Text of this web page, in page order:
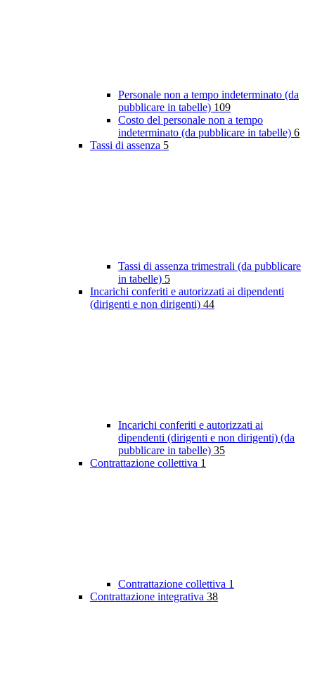
Personale non a tempo indeterminato (da
pubblicare in tabelle) 109
Costo del personale non a tempo
indeterminato (da pubblicare in tabelle) 6
Tassi di assenza 5
Tassi di assenza trimestrali (da pubblicare
in tabelle) 5
Incarichi conferiti e autorizzati ai dipendenti
(dirigenti e non dirigenti) 44
Incarichi conferiti e autorizzati ai
dipendenti (dirigenti e non dirigenti) (da
pubblicare in tabelle) 35
Contrattazione collettiva 1
Contrattazione collettiva 1
Contrattazione integrativa 38